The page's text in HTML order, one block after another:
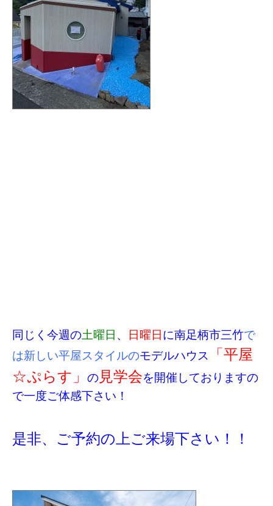
同じく今週の土曜日 、 日曜日 に南足柄市三竹で
は新しい平屋スタイルのモデルハウス
「平屋
☆ぷらす」
の 見学会を開催しておりますの
で一度ご体感下さい！
是非、ご予約の上ご来場下さい！！